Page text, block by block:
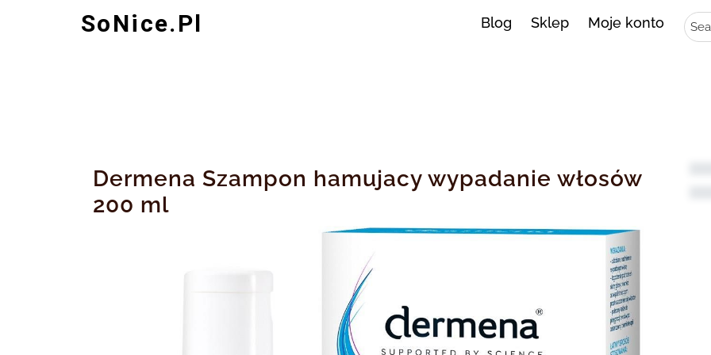
SoNice.pl Blog Sklep Moje konto
Dermena Szampon hamujacy wypadanie włosów
200 ml